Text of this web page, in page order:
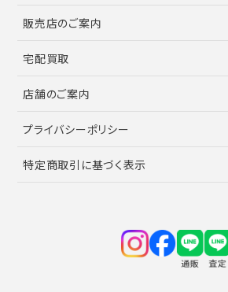
販売店のご案内
宅配買取
店舗のご案内
プライバシーポリシー
特定商取引に基づく表示